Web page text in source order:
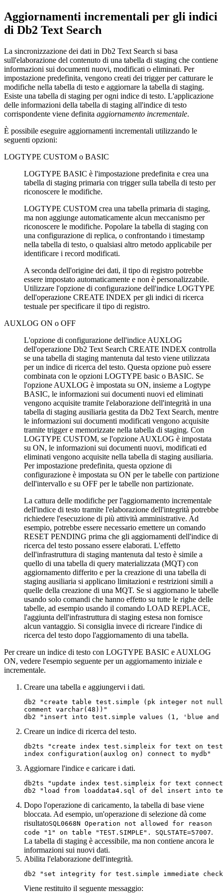
Aggiornamenti incrementali per gli indici
di Db2 Text Search
La sincronizzazione dei dati in Db2 Text Search si basa
sull'elaborazione del contenuto di una tabella di staging che contiene
informazioni sui documenti nuovi, modificati o eliminati. Per
impostazione predefinita, vengono creati dei trigger per catturare le
modifiche nella tabella di testo e aggiornare la tabella di staging.
Esiste una tabella di staging per ogni indice di testo. L'applicazione
delle informazioni della tabella di staging all'indice di testo
corrispondente viene definita aggiornamento incrementale.
È possibile eseguire aggiornamenti incrementali utilizzando le
seguenti opzioni:
LOGTYPE CUSTOM o BASIC
LOGTYPE BASIC è l'impostazione predefinita e crea una
tabella di staging primaria con trigger sulla tabella di testo per
riconoscere le modifiche.
LOGTYPE CUSTOM crea una tabella primaria di staging,
ma non aggiunge automaticamente alcun meccanismo per
riconoscere le modifiche. Popolare la tabella di staging con
una configurazione di replica, o confrontando i timestamp
nella tabella di testo, o qualsiasi altro metodo applicabile per
identificare i record modificati.
A seconda dell'origine dei dati, il tipo di registro potrebbe
essere impostato automaticamente e non è personalizzabile.
Utilizzare l'opzione di configurazione dell'indice LOGTYPE
dell'operazione CREATE INDEX per gli indici di ricerca
testuale per specificare il tipo di registro.
AUXLOG ON o OFF
L'opzione di configurazione dell'indice AUXLOG
dell'operazione Db2 Text Search CREATE INDEX controlla
se una tabella di staging mantenuta dal testo viene utilizzata
per un indice di ricerca del testo. Questa opzione può essere
combinata con le opzioni LOGTYPE basic o BASIC. Se
l'opzione AUXLOG è impostata su ON, insieme a Logtype
BASIC, le informazioni sui documenti nuovi ed eliminati
vengono acquisite tramite l'elaborazione dell'integrità in una
tabella di staging ausiliaria gestita da Db2 Text Search, mentre
le informazioni sui documenti modificati vengono acquisite
tramite trigger e memorizzate nella tabella di staging. Con
LOGTYPE CUSTOM, se l'opzione AUXLOG è impostata
su ON, le informazioni sui documenti nuovi, modificati ed
eliminati vengono acquisite nella tabella di staging ausiliaria.
Per impostazione predefinita, questa opzione di
configurazione è impostata su ON per le tabelle con partizione
dell'intervallo e su OFF per le tabelle non partizionate.
La cattura delle modifiche per l'aggiornamento incrementale
dell'indice di testo tramite l'elaborazione dell'integrità potrebbe
richiedere l'esecuzione di più attività amministrative. Ad
esempio, potrebbe essere necessario emettere un comando
RESET PENDING prima che gli aggiornamenti dell'indice di
ricerca del testo possano essere elaborati. L'effetto
dell'infrastruttura di staging mantenuta dal testo è simile a
quello di una tabella di query materializzata (MQT) con
aggiornamento differito e per la creazione di una tabella di
staging ausiliaria si applicano limitazioni e restrizioni simili a
quelle della creazione di una MQT. Se si aggiornano le tabelle
usando solo comandi che hanno effetto su tutte le righe delle
tabelle, ad esempio usando il comando LOAD REPLACE,
l'aggiunta dell'infrastruttura di staging estesa non fornisce
alcun vantaggio. Si consiglia invece di ricreare l'indice di
ricerca del testo dopo l'aggiornamento di una tabella.
Per creare un indice di testo con LOGTYPE BASIC e AUXLOG
ON, vedere l'esempio seguente per un aggiornamento iniziale e
incrementale.
Creare una tabella e aggiungervi i dati.
db2 "create table test.simple (pk integer not
comment varchar(48))"
db2 "insert into test.simple values (1, 'blue
Creare un indice di ricerca del testo.
db2ts "create index test.simpleix for text on
index configuration(auxlog on) connect to mydb"
Aggiornare l'indice e caricare i dati.
db2ts "update index test.simpleix for text connect
db2 "load from loaddata4.sql of del insert into
Dopo l'operazione di caricamento, la tabella di base viene
bloccata. Ad esempio, un'operazione di selezione dà come
risultatoSQL0668N Operation not allowed for reason
code "1" on table "TEST.SIMPLE". SQLSTATE=57007.
La tabella di staging è accessibile, ma non contiene ancora le
informazioni sui nuovi dati.
Abilita l'elaborazione dell'integrità.
db2 "set integrity for test.simple immediate
Viene restituito il seguente messaggio: